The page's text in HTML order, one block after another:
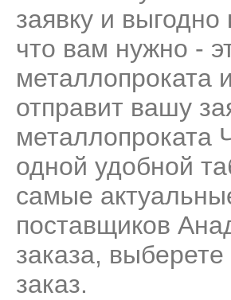
заявку и
что вам нужно -
металлопроката
отправит вашу
металлопроката
одной удобной
самые
поставщиков
заказа,
заказ.